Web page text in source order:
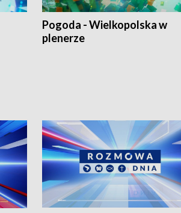
Pogoda - Wielkopolska w
plenerze